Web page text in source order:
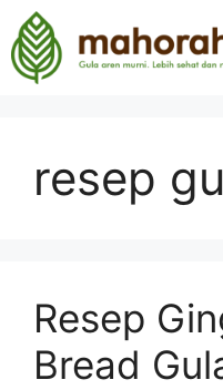
resep
Resep
Bread